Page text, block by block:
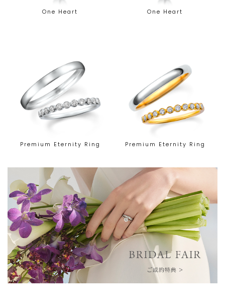
One Heart One Heart
Premium Eternity Ring Premium Eternity Ring